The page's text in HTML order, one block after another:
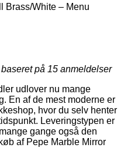
Brass/White – Menu
på 15 anmeldelser
udlover nu mange
En af de mest moderne er
hvor du selv henter
Leveringstypen er
gange også den
af Pepe Marble Mirror